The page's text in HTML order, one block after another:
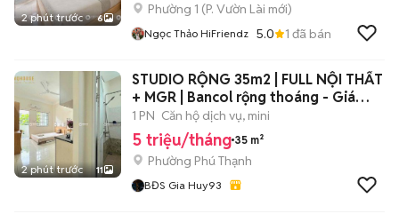
2 phút trước 6
Phường 1 (P. Vườn Lài mới)
Ngọc Thảo HiFriendz 5.0 1 đã bán
2 phút trước 11
STUDIO RỘNG 35m2 | FULL NỘI THẤT
+ MGR | Bancol rộng thoáng - Giá
5trx
1 PN Căn hộ dịch vụ, mini
5 triệu/tháng 35 m²
Phường Phú Thạnh
BĐS Gia Huy93